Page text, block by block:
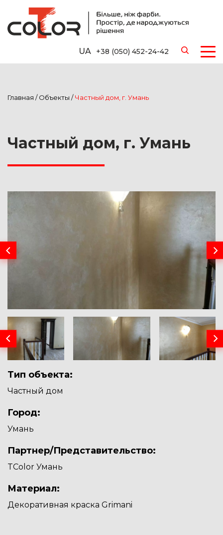
UA +38 (050) 452-24-42
Главная /Объекты /Частный дом, г. Умань
Частный дом, г. Умань
Тип объекта:
Частный дом
Город:
Умань
Партнер/Представительство:
TColor Умань
Материал:
Декоративная краска Grimani